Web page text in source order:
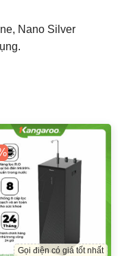
Nano Silver
Gọi điện có giá tốt nhất